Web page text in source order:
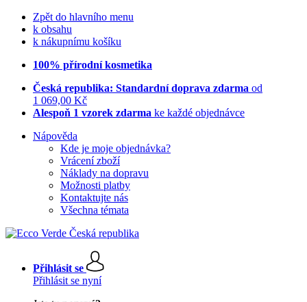
Zpět do hlavního menu
k obsahu
k nákupnímu košíku
100% přírodní kosmetika
Česká republika: Standardní doprava zdarma od
1 069,00 Kč
Alespoň 1 vzorek zdarma ke každé objednávce
Nápověda
Kde je moje objednávka?
Vrácení zboží
Náklady na dopravu
Možnosti platby
Kontaktujte nás
Všechna témata
Přihlásit se
Přihlásit se nyní